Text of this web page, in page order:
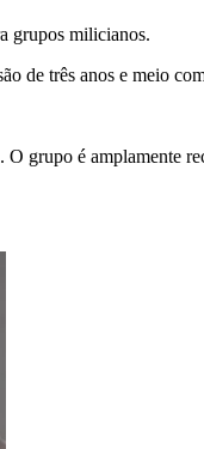
grupos milicianos.
de três anos e meio
grupo é amplamente